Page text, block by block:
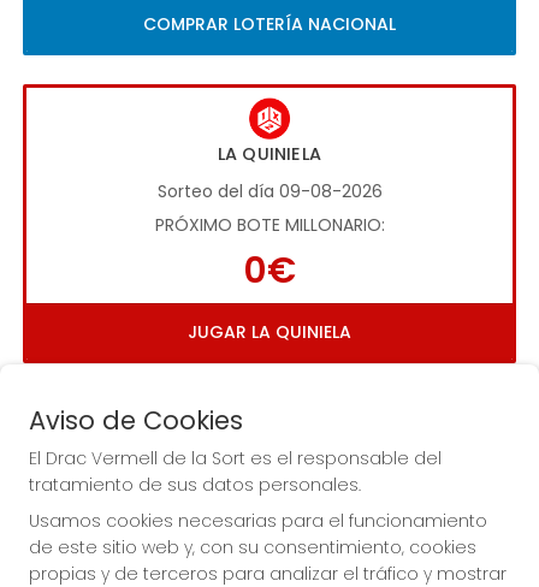
COMPRAR LOTERÍA NACIONAL
LA QUINIELA
Sorteo del día 09-08-2026
PRÓXIMO BOTE MILLONARIO:
0€
JUGAR LA QUINIELA
Imagen anterior
Aviso de Cookies
El Drac Vermell de la Sort es el responsable del
tratamiento de sus datos personales.
Usamos cookies necesarias para el funcionamiento
de este sitio web y, con su consentimiento, cookies
propias y de terceros para analizar el tráfico y mostrar